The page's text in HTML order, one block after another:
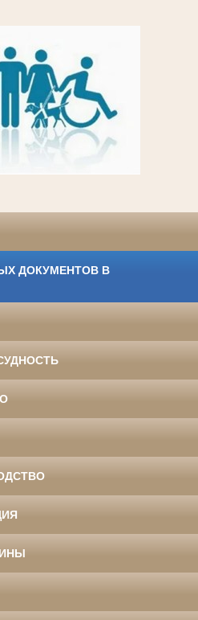
ДОКУМЕНТОВ В